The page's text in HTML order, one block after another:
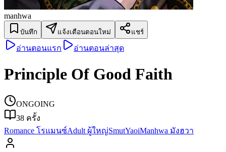
manhwa
บันทึก แจ้งเตือนตอนใหม่ แชร์
อ่านตอนแรก อ่านตอนล่าสุด
Principle Of Good Faith
ONGOING
38 ครั้ง
Romance โรแมนซ์Adult ผู้ใหญ่SmutYaoiManhwa มังฮวา